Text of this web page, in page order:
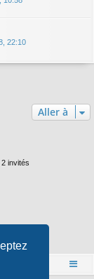
22:10
Aller à
invités